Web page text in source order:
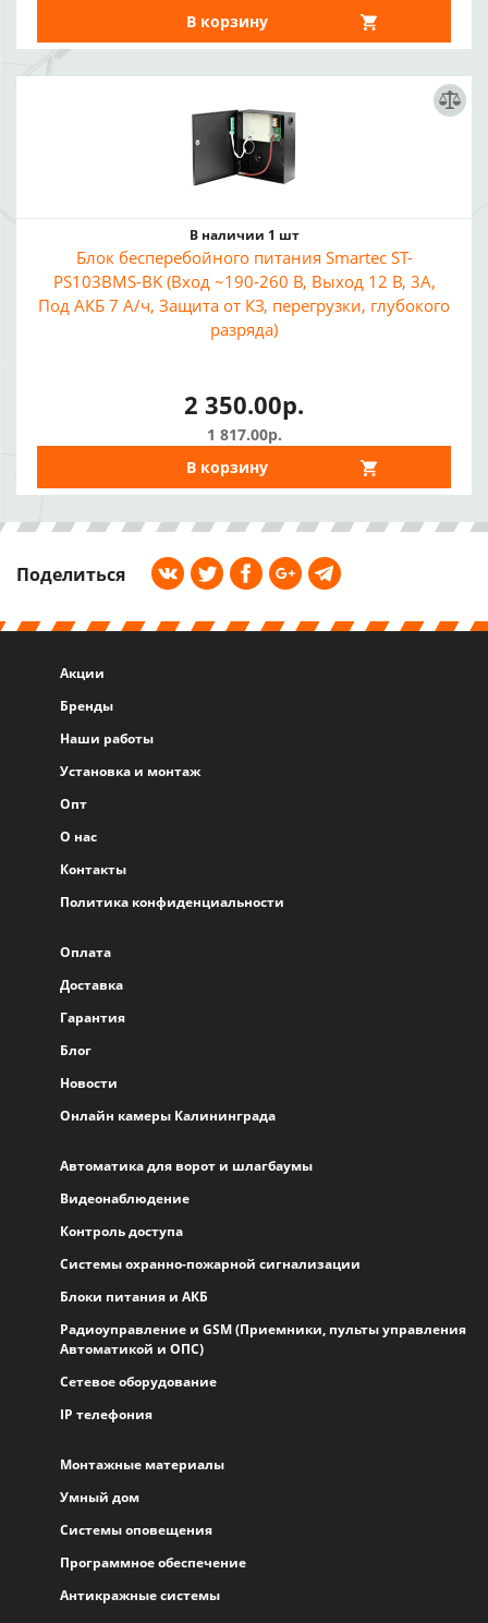
В корзину
В наличии 1 шт
Блок бесперебойного питания Smartec ST-
PS103BMS-BK (Вход ~190-260 В, Выход 12 В, 3A,
Под АКБ 7 А/ч, Защита от КЗ, перегрузки, глубокого
разряда)
2 350.00р.
1 817.00р.
В корзину
Поделиться
Акции
Бренды
Наши работы
Установка и монтаж
Опт
О нас
Контакты
Политика конфиденциальности
Оплата
Доставка
Гарантия
Блог
Новости
Онлайн камеры Калининграда
Автоматика для ворот и шлагбаумы
Видеонаблюдение
Контроль доступа
Системы охранно-пожарной сигнализации
Блоки питания и АКБ
Радиоуправление и GSM (Приемники, пульты управления
Автоматикой и ОПС)
Сетевое оборудование
IP телефония
Монтажные материалы
Умный дом
Системы оповещения
Программное обеспечение
Антикражные системы